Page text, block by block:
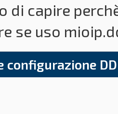
ai due
NOIP.com
di capire
se uso
REMOTE HOST